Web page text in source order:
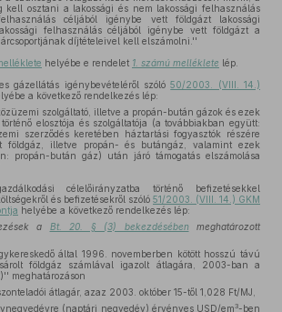
kell osztani a lakossági és nem lakossági felhasználás
céljából igénybe vett földgázt lakossági
felhasználás céljából igénybe vett földgázt a
díjtételeivel kell elszámolni.''
helyébe e rendelet 1. számú melléklete lép.
gázellátás igénybevételéről szóló50/2003. (VIII. 14.)
a következő rendelkezés lép:
szolgáltató, illetve a propán-bután gázok és ezek
elosztója és szolgáltatója (a továbbiakban együtt:
szerződés keretében háztartási fogyasztók részére
földgáz, illetve propán- és butángáz, valamint ezek
propán-bután gáz) után járó támogatás elszámolása
célelőirányzatba történő befizetésekkel
és befizetésekről szóló 51/2003. (VIII. 14.) GKM
helyébe a következő rendelkezés lép:
a Bt. 20. § (3) bekezdésében meghatározott
által 1996. novemberben kötött hosszú távú
földgáz számlával igazolt átlagára, 2003-ban a
meghatározáson
átlagár, azaz 2003. október 15-től 1,028 Ft/MJ,
(naptári negyedév) érvényes USD/em 3-ben